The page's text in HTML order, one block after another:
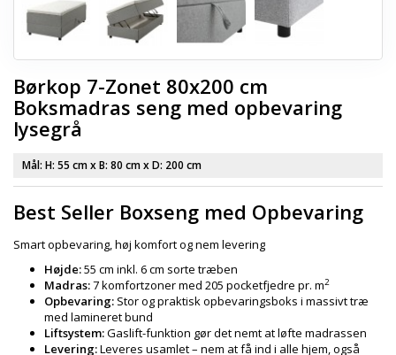
Børkop 7-Zonet 80x200 cm
Boksmadras seng med opbevaring
lysegrå
Mål: H: 55 cmx B: 80 cmx D: 200 cm
Best Seller Boxseng med Opbevaring
Smart opbevaring, høj komfort og nem levering
Højde:55 cm inkl. 6 cm sorte træben
Madras:7 komfortzoner med 205 pocketfjedre pr. m2
Opbevaring: Stor og praktisk opbevaringsboks i massivt træ
med lamineret bund
Liftsystem:Gaslift-funktion gør det nemt at løfte madrassen
Levering:Leveres usamlet – nem at få ind i alle hjem, også